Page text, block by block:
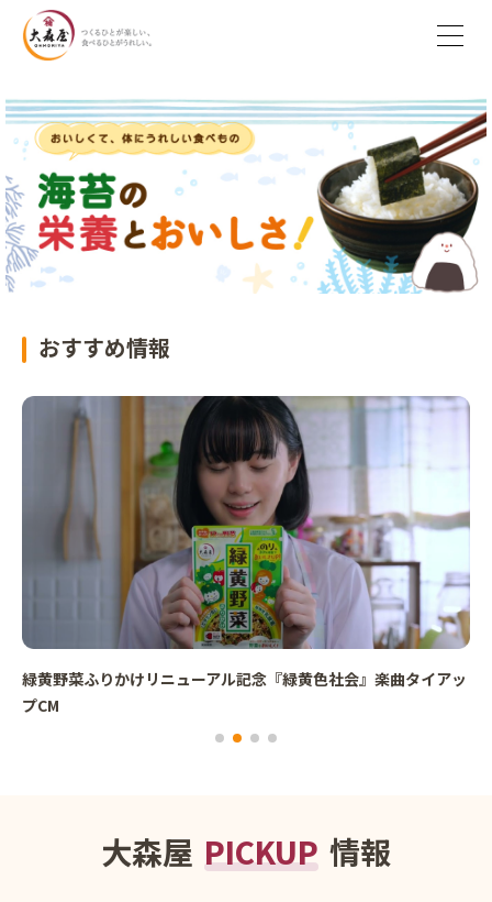
おすすめ情報
緑黄野菜ふりかけリニューアル記念『緑黄色社会』楽曲タイアッ
プCM
大森屋 PICKUP 情報